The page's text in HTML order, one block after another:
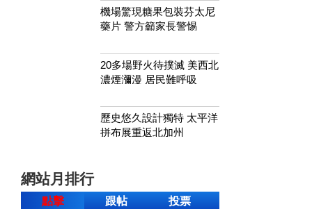
機場驚現糖果包裝芬太尼
藥片 警方籲家長警惕
20多場野火待撲滅 美西北
濃煙瀰漫 居民難呼吸
歷史悠久設計獨特 太平洋
拼布展重返北加州
網站月排行
點擊 跟帖 投票